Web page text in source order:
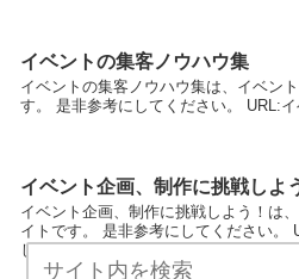
イベントの集客ノウハウ集
イベントの集客ノウハウ集は、イベン
す。 是非参考にしてください。 URL:
イベント企画、制作に挑戦しよ
イベント企画、制作に挑戦しよう！は
イトです。 是非参考にしてください。
しよう！